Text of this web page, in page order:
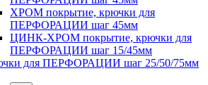
ХРОМ покрытие, крючки для
ПЕРФОРАЦИИ шаг 45мм
ЦИНК-ХРОМ покрытие, крючки для
ПЕРФОРАЦИИ шаг 15/45мм
для ПЕРФОРАЦИИ шаг 25/50/75мм